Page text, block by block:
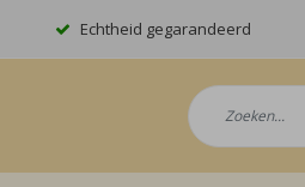
Echtheid gegarandeerd